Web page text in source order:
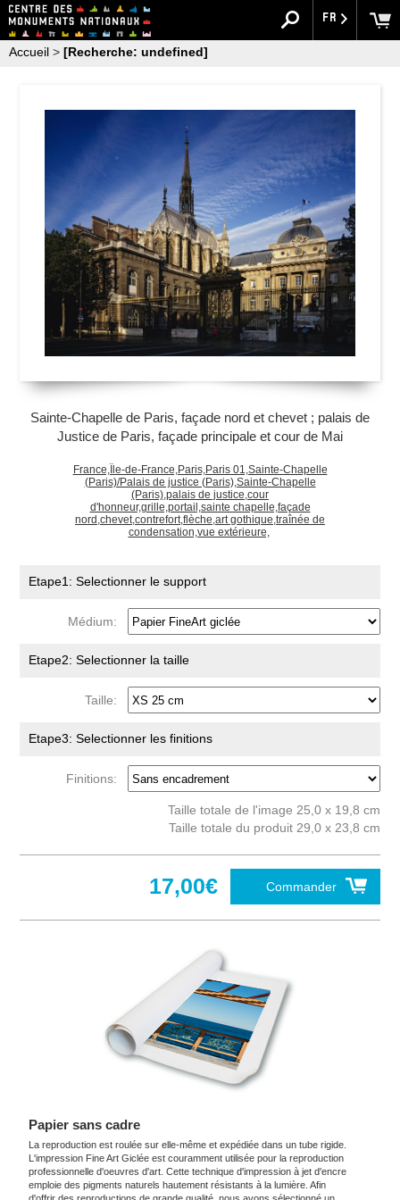
FR
Accueil > [Recherche: undefined]
Sainte-Chapelle de Paris, façade nord et chevet ; palais de
Justice de Paris, façade principale et cour de Mai
France,Île-de-France,Paris,Paris 01,Sainte-Chapelle
(Paris)/Palais de justice (Paris),Sainte-Chapelle
(Paris),palais de justice,cour
d'honneur,grille,portail,sainte chapelle,façade
nord,chevet,contrefort,flèche,art gothique,traînée de
condensation,vue extérieure,
Etape1: Selectionner le support
Médium:
Etape2: Selectionner la taille
Taille:
Etape3: Selectionner les finitions
Finitions:
Taille totale de l'image 25,0 x 19,8 cm
Taille totale du produit 29,0 x 23,8 cm
Commander
17,00€
Papier sans cadre
La reproduction est roulée sur elle-même et expédiée dans un tube rigide.
L'impression Fine Art Giclée est couramment utilisée pour la reproduction
professionnelle d'oeuvres d'art. Cette technique d'impression à jet d'encre
emploie des pigments naturels hautement résistants à la lumière. Afin